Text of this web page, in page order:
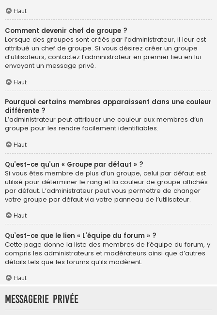
Haut
Comment devenir chef de groupe ?
Lorsque des groupes sont créés par l’administrateur, il leur est
attribué un chef de groupe. Si vous désirez créer un groupe
d’utilisateurs, contactez l’administrateur en premier lieu en lui
envoyant un message privé.
Haut
Pourquoi certains membres apparaissent dans une couleur
différente ?
L’administrateur peut attribuer une couleur aux membres d’un
groupe pour les rendre facilement identifiables.
Haut
Qu’est-ce qu’un « Groupe par défaut » ?
Si vous êtes membre de plus d’un groupe, celui par défaut est
utilisé pour déterminer le rang et la couleur de groupe affichés
par défaut. L’administrateur peut vous permettre de changer
votre groupe par défaut via votre panneau de l’utilisateur.
Haut
Qu’est-ce que le lien « L’équipe du forum » ?
Cette page donne la liste des membres de l’équipe du forum, y
compris les administrateurs et modérateurs ainsi que d’autres
détails tels que les forums qu’ils modèrent.
Haut
Messagerie privée